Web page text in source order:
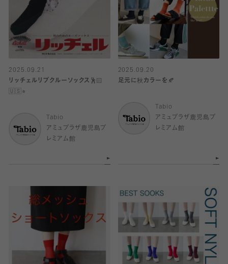
2025.09.21
リッチェルリブクルーソックス🕺🏻
🇺🇸⭐︎
Tabio
アミュプラザ鹿児島プ
レミアム館
2025.09.20
足元に秋カラーを🍂
Tabio
アミュプラザ鹿児島プ
レミアム館